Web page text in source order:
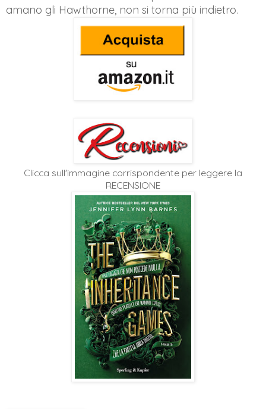
amano gli Hawthorne, non si torna più indietro.
Clicca sull'immagine corrispondente per leggere la
RECENSIONE